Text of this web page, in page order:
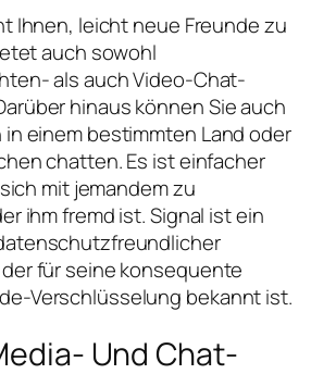
Ihnen, leicht neue Freunde zu
auch sowohl
als auch Video-Chat-
hinaus können Sie auch
in einem bestimmten Land oder
chatten. Es ist einfacher
mit jemandem zu
ihm fremd ist. Signal ist ein
für seine konsequente
Verschlüsselung bekannt ist.
Und Chat-